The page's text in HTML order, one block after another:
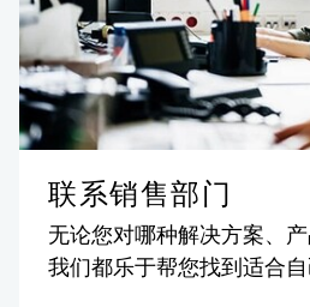
联系销售部门
无论您对哪种解决方案、
我们都乐于帮您找到适合自